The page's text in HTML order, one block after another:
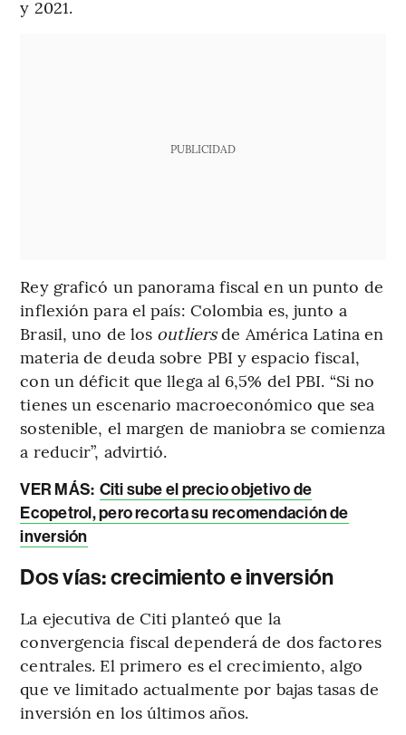
y 2021.
PUBLICIDAD
Rey graficó un panorama fiscal en un punto de
inflexión para el país: Colombia es, junto a
Brasil, uno de los outliersde América Latina en
materia de deuda sobre PBI y espacio fiscal,
con un déficit que llega al 6,5% del PBI. “Si no
tienes un escenario macroeconómico que sea
sostenible, el margen de maniobra se comienza
a reducir”, advirtió.
VER MÁS: Citi sube el precio objetivo de
Ecopetrol, pero recorta su recomendación de
inversión
Dos vías: crecimiento e inversión
La ejecutiva de Citi planteó que la
convergencia fiscal dependerá de dos factores
centrales. El primero es el crecimiento, algo
que ve limitado actualmente por bajas tasas de
inversión en los últimos años.